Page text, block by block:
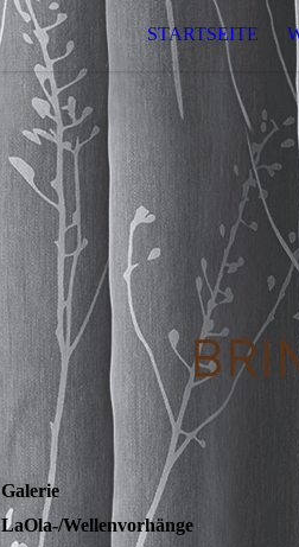
STARTSEITE
Galerie
LaOla-/Wellenvorhänge